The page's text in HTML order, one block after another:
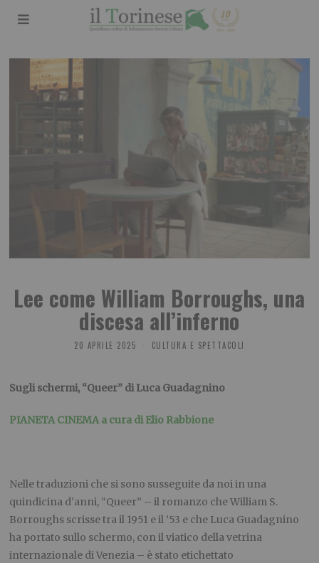
Lee come William Borroughs, una
discesa all’inferno
20 APRILE 2025 CULTURA E SPETTACOLI
Sugli schermi, “Queer” di Luca Guadagnino
PIANETA CINEMA a cura di Elio Rabbione
Nelle traduzioni che si sono susseguite da noi in una
quindicina d’anni, “Queer” – il romanzo che William S.
Borroughs scrisse tra il 1951 e il ’53 e che Luca Guadagnino
ha portato sullo schermo, con il viatico della vetrina
internazionale di Venezia – è stato etichettato